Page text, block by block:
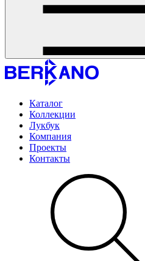
Каталог
Коллекции
Лукбук
Компания
Проекты
Контакты